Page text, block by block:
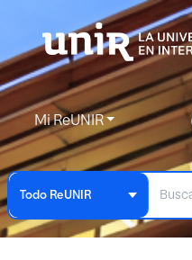
Mi ReUNIR
Todo ReUNIR